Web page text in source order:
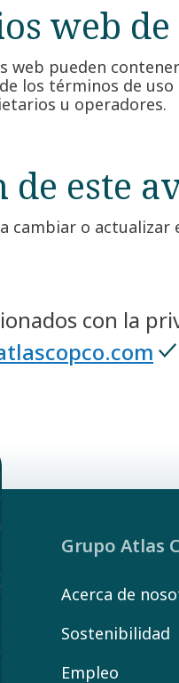
web
web pueden
los términos de
u operadores.
este
cambiar o
con la
Grupo Atlas
Acerca de
Sostenibilidad
Empleo